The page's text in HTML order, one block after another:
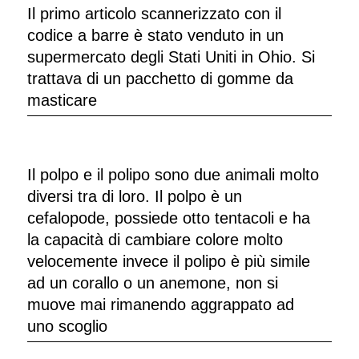
Il primo articolo scannerizzato con il
codice a barre è stato venduto in un
supermercato degli Stati Uniti in Ohio. Si
trattava di un pacchetto di gomme da
masticare
Il polpo e il polipo sono due animali molto
diversi tra di loro. Il polpo è un
cefalopode, possiede otto tentacoli e ha
la capacità di cambiare colore molto
velocemente invece il polipo è più simile
ad un corallo o un anemone, non si
muove mai rimanendo aggrappato ad
uno scoglio